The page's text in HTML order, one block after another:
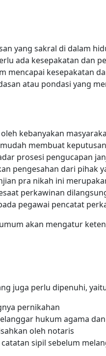
yang sakral di dalam
ada kesepakatan dan
mencapai kesepakatan
atau pondasi yang
kebanyakan
membuat
prosesi pengucapan
pengesahan dari pihak
pra nikah ini
perkawinan
pegawai pencatat
akan mengatur
juga perlu dipenuhi,
pernikahan
hukum agama
oleh notaris
sipil sebelum